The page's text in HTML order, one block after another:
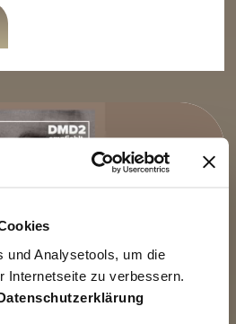
und Analysetools, um die
Internetseite zu verbessern.